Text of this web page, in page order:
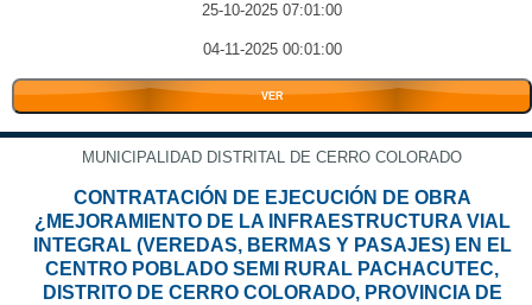
25-10-2025 07:01:00
04-11-2025 00:01:00
VER
MUNICIPALIDAD DISTRITAL DE CERRO COLORADO
CONTRATACIÓN DE EJECUCIÓN DE OBRA
¿MEJORAMIENTO DE LA INFRAESTRUCTURA VIAL
INTEGRAL (VEREDAS, BERMAS Y PASAJES) EN EL
CENTRO POBLADO SEMI RURAL PACHACUTEC,
DISTRITO DE CERRO COLORADO, PROVINCIA DE